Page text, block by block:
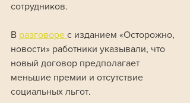
сотрудников.
В разговоре с изданием «Осторожно,
новости» работники указывали, что
новый договор предполагает
меньшие премии и отсутствие
социальных льгот.